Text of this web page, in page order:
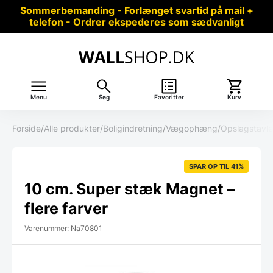
Sommerbemanding - Forlænget svartid på mail +
telefon - Ordrer ekspederes som sædvanligt
Menu Søg Favoritter Kurv
Forside/Alle produkter/Boligindretning/Vægophæng/
SPAR OP TIL 41%
10 cm. Super stæk Magnet –
flere farver
Varenummer: Na70801